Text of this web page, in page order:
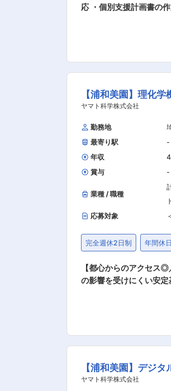
応 ・個別支援計画書の作
入れるというビジネスモデルの構
ちが取り組むのは、「
を推進しています。 法
ちは、「収益」と「社会
【浦和美園】理化
ヤマト科学株式会社
勤務地
最寄り駅
-
年収
賞与
-
業種 / 職種
応募対象
完全週休2日制 年間休
【都心からのアクセス
の影響を受けにくい安
と協力しながら、0か
は「1機種につき1つの
【浦和美園】デジ
ヤマト科学株式会社